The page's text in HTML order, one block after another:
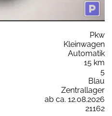
Pkw
Kleinwagen
Automatik
15 km
5
Blau
Zentrallager
ab ca. 12.08.2026
21162